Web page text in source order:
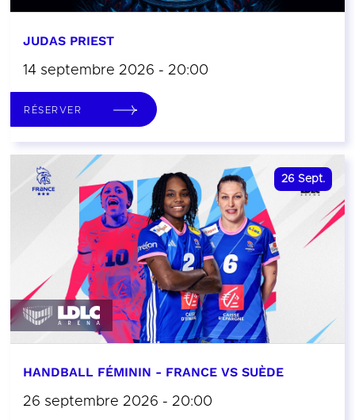
JUDAS PRIEST
14 septembre 2026 - 20:00
RÉSERVER
26 Sept.
HANDBALL FÉMININ - FRANCE VS SUÈDE
26 septembre 2026 - 20:00